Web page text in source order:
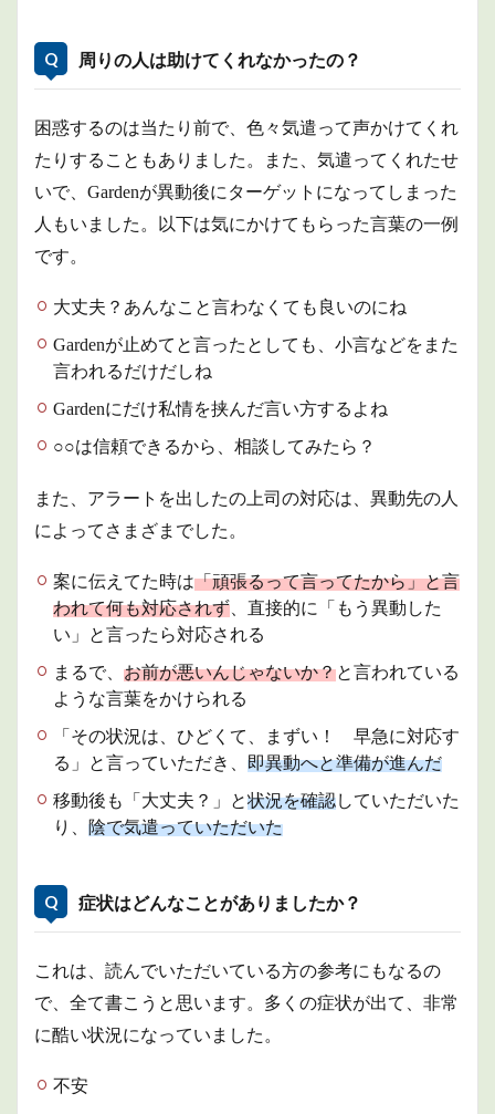
2.3
③受
果を
ての
対応
3
現
在
は・・・
3.1
が改
善に
向い
てい
す。
周りの人は助けてくれなかったの？
困惑するのは当たり前で、色々気遣って声かけてくれ
たりすることもありました。また、気遣ってくれたせ
いで、Gardenが異動後にターゲットになってしまった
人もいました。以下は気にかけてもらった言葉の一例
です。
大丈夫？あんなこと言わなくても良いのにね
Gardenが止めてと言ったとしても、小言などをまた
言われるだけだしね
Gardenにだけ私情を挟んだ言い方するよね
○○は信頼できるから、相談してみたら？
また、アラートを出したの上司の対応は、異動先の人
によってさまざまでした。
案に伝えてた時は「頑張るって言ってたから」と言
われて何も対応されず 、直接的に「もう異動した
い」と言ったら対応される
まるで、 お前が悪いんじゃないか？と言われている
ような言葉をかけられる
「その状況は、ひどくて、まずい！ 早急に対応す
る」と言っていただき、 即異動へと準備が進んだ
移動後も「大丈夫？」と状況を確認していただいた
り、 陰で気遣っていただいた
症状はどんなことがありましたか？
これは、読んでいただいている方の参考にもなるの
で、全て書こうと思います。多くの症状が出て、非常
に酷い状況になっていました。
不安